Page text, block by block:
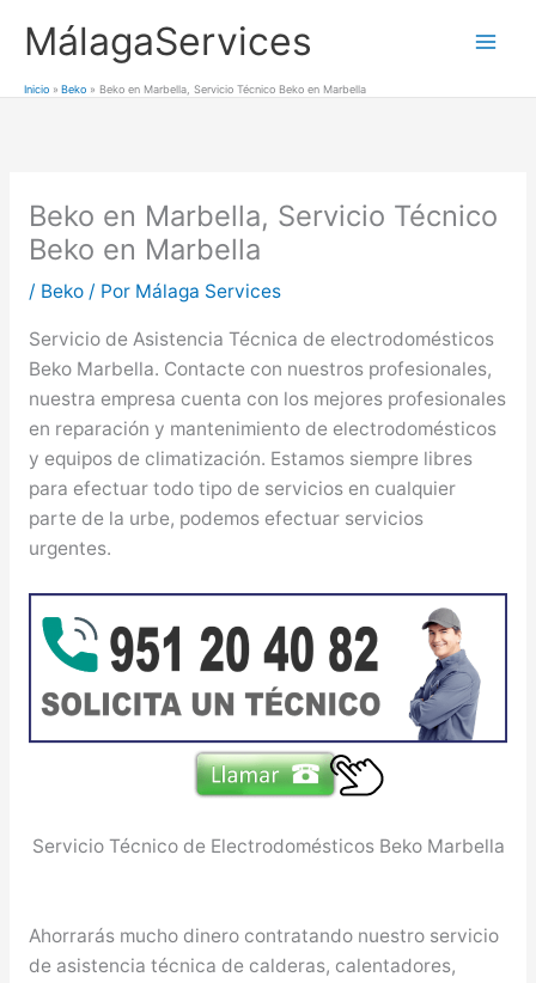
MálagaServices
Inicio Beko Beko en Marbella, Servicio Técnico Beko en Marbella
Beko en Marbella, Servicio Técnico
Beko en Marbella
/ Beko/ Por Málaga Services
Servicio de Asistencia Técnica de electrodomésticos
Beko Marbella. Contacte con nuestros profesionales,
nuestra empresa cuenta con los mejores profesionales
en reparación y mantenimiento de electrodomésticos
y equipos de climatización. Estamos siempre libres
para efectuar todo tipo de servicios en cualquier
parte de la urbe, podemos efectuar servicios
urgentes.
Servicio Técnico de Electrodomésticos Beko Marbella
Ahorrarás mucho dinero contratando nuestro servicio
de asistencia técnica de calderas, calentadores,